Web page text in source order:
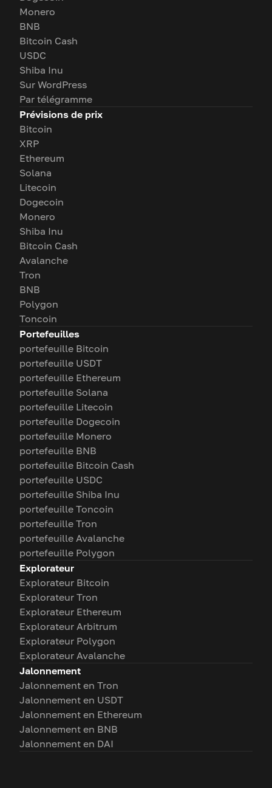
Monero
BNB
Bitcoin Cash
USDC
Shiba Inu
Sur WordPress
Par télégramme
Prévisions de prix
Bitcoin
XRP
Ethereum
Solana
Litecoin
Dogecoin
Monero
Shiba Inu
Bitcoin Cash
Avalanche
Tron
BNB
Polygon
Toncoin
Portefeuilles
portefeuille Bitcoin
portefeuille USDT
portefeuille Ethereum
portefeuille Solana
portefeuille Litecoin
portefeuille Dogecoin
portefeuille Monero
portefeuille BNB
portefeuille Bitcoin Cash
portefeuille USDC
portefeuille Shiba Inu
portefeuille Toncoin
portefeuille Tron
portefeuille Avalanche
portefeuille Polygon
Explorateur
Explorateur Bitcoin
Explorateur Tron
Explorateur Ethereum
Explorateur Arbitrum
Explorateur Polygon
Explorateur Avalanche
Jalonnement
Jalonnement en Tron
Jalonnement en USDT
Jalonnement en Ethereum
Jalonnement en BNB
Jalonnement en DAI